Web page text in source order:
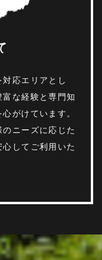
応エリアとし
な経験と専門知
がけています。
ニーズに応じた
してご利用いた